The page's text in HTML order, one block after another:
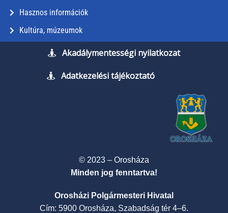
Hasznos információk
Kultúra, múzeumok
Akadálymentességi nyilatkozat
Adatkezelési tájékoztató
© 2023 – Orosháza
Minden jog fenntartva!
Orosházi Polgármesteri Hivatal
Cím: 5900 Orosháza, Szabadság tér 4–6.